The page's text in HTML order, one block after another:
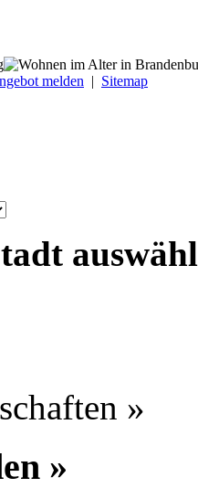
melden | Sitemap
»
»